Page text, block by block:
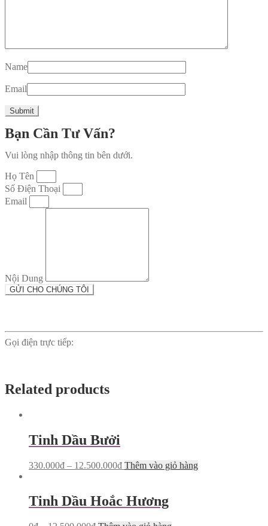
Name
Email
Bạn Cần Tư Vấn?
Vui lòng nhập thông tin bên dưới.
Họ Tên
Số Điện Thoại
Email
Nội Dung
GỬI CHO CHÚNG TÔI
Gọi điện trực tiếp:
Related products
Tinh Dầu Bưởi
330.000đ – 12.500.000đ Thêm vào giỏ hàngThis
Tinh Dầu Hoắc Hương